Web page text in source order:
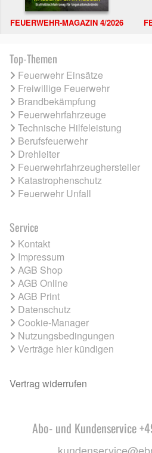
FEUERWEHR-MAGAZIN 4/2026
Top-Themen
Feuerwehr Einsätze
Freiwillige Feuerwehr
Brandbekämpfung
Feuerwehrfahrzeuge
Technische Hilfeleistung
Berufsfeuerwehr
Drehleiter
Feuerwehrfahrzeughersteller
Katastrophenschutz
Feuerwehr Unfall
Service
Kontakt
Impressum
AGB Shop
AGB Online
AGB Print
Datenschutz
Cookie-Manager
Nutzungsbedingungen
Verträge hier kündigen
Vertrag widerrufen
Abo- und Kundenservice